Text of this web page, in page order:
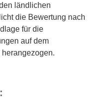
ländlichen
die Bewertung nach
für die
auf dem